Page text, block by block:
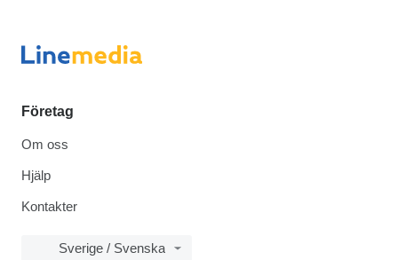
Företag
Om oss
Hjälp
Kontakter
Sverige / Svenska